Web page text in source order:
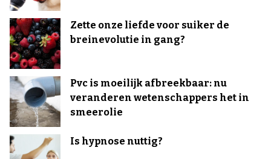
Zette onze liefde voor suiker de
breinevolutie in gang?
Pvc is moeilijk afbreekbaar: nu
veranderen wetenschappers het in
smeerolie
Is hypnose nuttig?